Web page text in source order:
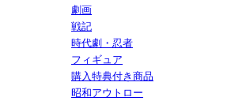
劇画
戦記
時代劇・忍者
フィギュア
購入特典付き商品
昭和アウトロー